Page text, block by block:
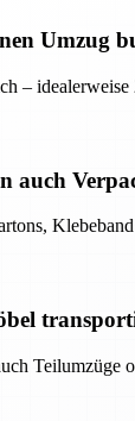
Umzug
–
auch
Teilumzüge